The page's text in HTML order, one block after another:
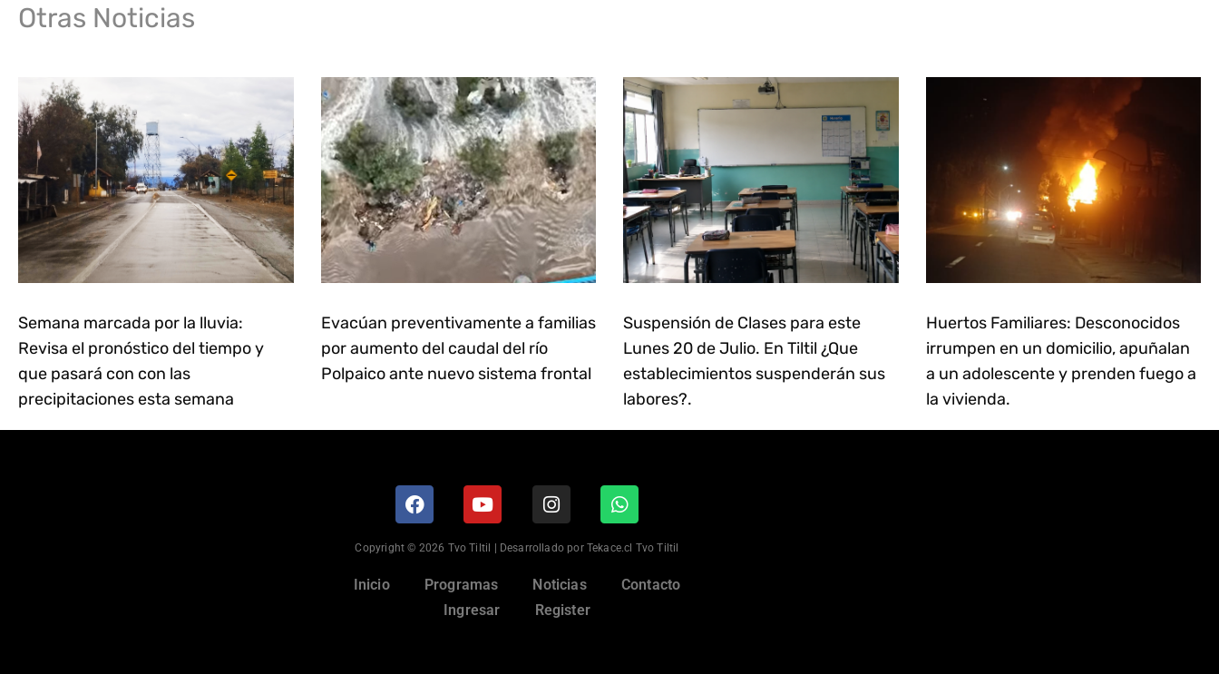
Otras Noticias
Semana marcada por la lluvia:
Revisa el pronóstico del tiempo y
que pasará con con las
precipitaciones esta semana
Evacúan preventivamente a familias
por aumento del caudal del río
Polpaico ante nuevo sistema frontal
Suspensión de Clases para este
Lunes 20 de Julio. En Tiltil ¿Que
establecimientos suspenderán sus
labores?.
Huertos Familiares: Desconocidos
irrumpen en un domicilio, apuñalan
a un adolescente y prenden fuego a
la vivienda.
Copyright © 2026 Tvo Tiltil | Desarrollado por Tekace.cl Tvo Tiltil
Inicio Programas Noticias
Contacto
Ingresar
Register